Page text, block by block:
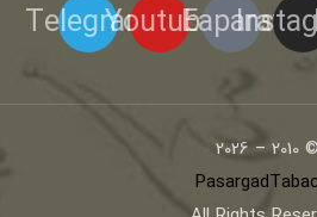
Eaparat
Youtube
Telegram
© 2010 – 2026
PasargadTabac